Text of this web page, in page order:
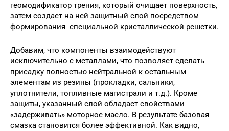
геомодификатор трения, который очищает поверхность,
затем создает на ней защитный слой посредством
формирования специальной кристаллической решетки.
Добавим, что компоненты взаимодействуют
исключительно с металлами, что позволяет сделать
присадку полностью нейтральной к остальным
элементам из резины (прокладки, сальники,
уплотнители, топливные магистрали и т.д.). Кроме
защиты, указанный слой обладает свойствами
«задерживать» моторное масло. В результате базовая
смазка становится более эффективной. Как видно,